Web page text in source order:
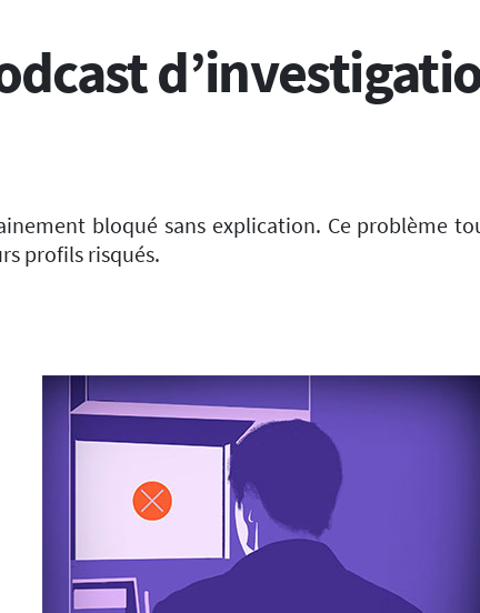
bloqué sans explication. Ce problème
profils risqués.